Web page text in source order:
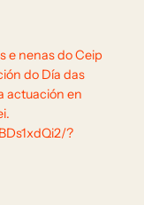
e nenas do Ceip
do Día das
actuación en
?